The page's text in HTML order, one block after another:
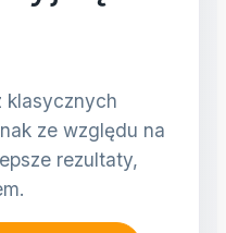
klasycznych
ze względu na
rezultaty,